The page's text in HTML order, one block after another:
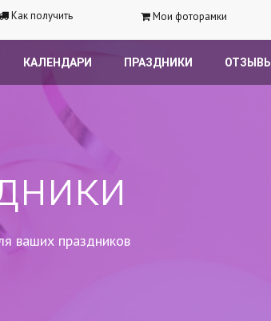
Как получить Мои фоторамки
КАЛЕНДАРИ ПРАЗДНИКИ ОТЗЫВЫ
ваших праздников